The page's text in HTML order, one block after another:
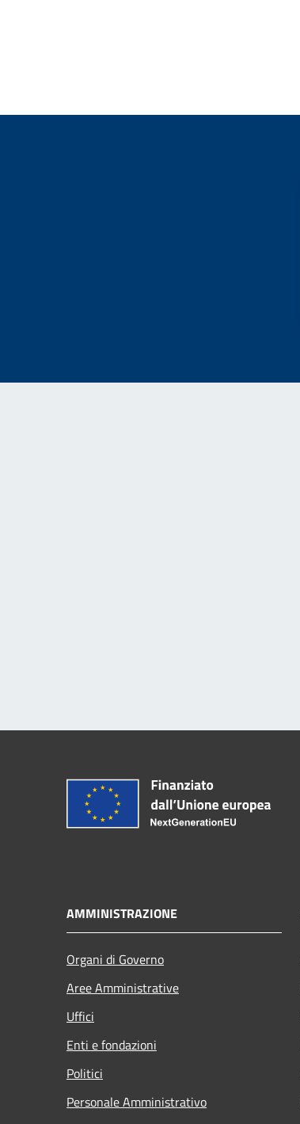
AMMINISTRAZIONE
Organi di Governo
Aree Amministrative
Uffici
Enti e fondazioni
Politici
Personale Amministrativo